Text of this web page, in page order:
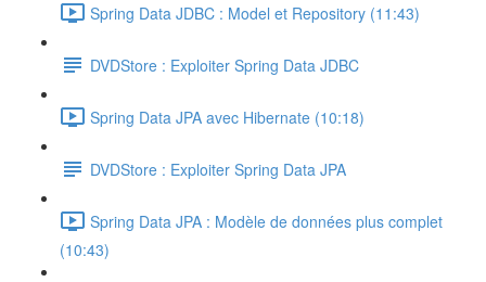
Spring Data JDBC : Model et Repository (11:43)
DVDStore : Exploiter Spring Data JDBC
Spring Data JPA avec Hibernate (10:18)
DVDStore : Exploiter Spring Data JPA
Spring Data JPA : Modèle de données plus complet
(10:43)